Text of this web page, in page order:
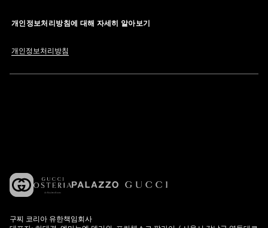
개인정보처리방침에 대해 자세히 알아보기
개인정보처리방침
구찌 코리아 유한책임회사